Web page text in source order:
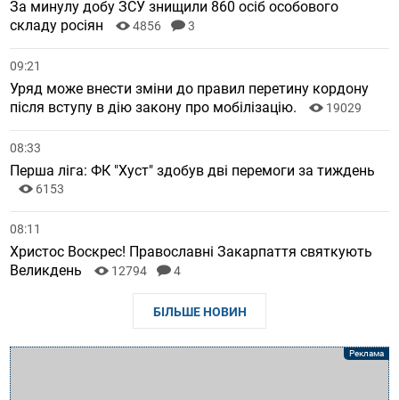
За минулу добу ЗСУ знищили 860 осіб особового
складу росіян
4856 3
09:21
Уряд може внести зміни до правил перетину кордону
після вступу в дію закону про мобілізацію.
19029
08:33
Перша ліга: ФК "Хуст" здобув дві перемоги за тиждень
6153
08:11
Христос Воскрес! Православні Закарпаття святкують
Великдень
12794 4
БІЛЬШЕ НОВИН